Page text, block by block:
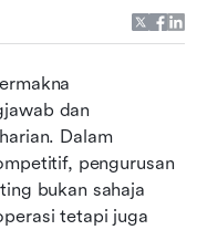
dan
Dalam
pengurusan
bukan sahaja
tetapi juga
kedai
pengurusan